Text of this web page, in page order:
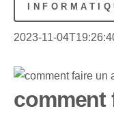
2023-11-
comment